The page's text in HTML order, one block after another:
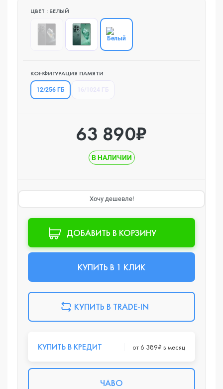
ЦВЕТ : БЕЛЫЙ
КОНФИГУРАЦИЯ ПАМЯТИ
12/256 ГБ
63 890₽
В НАЛИЧИИ
Хочу дешевле!
ДОБАВИТЬ В КОРЗИНУ
КУПИТЬ В 1 КЛИК
КУПИТЬ В TRADE-IN
КУПИТЬ В КРЕДИТ от 6 389₽ в месяц
ЧАВО